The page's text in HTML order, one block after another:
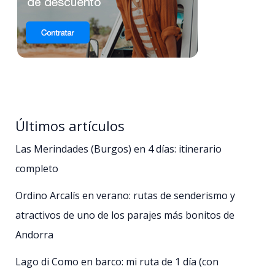
Últimos artículos
Las Merindades (Burgos) en 4 días: itinerario
completo
Ordino Arcalís en verano: rutas de senderismo y
atractivos de uno de los parajes más bonitos de
Andorra
Lago di Como en barco: mi ruta de 1 día (con